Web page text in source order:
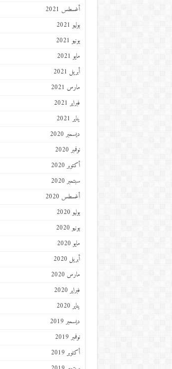
أغسطس 2021
يوليو 2021
يونيو 2021
مايو 2021
أبريل 2021
مارس 2021
فبراير 2021
يناير 2021
ديسمبر 2020
نوفمبر 2020
أكتوبر 2020
سبتمبر 2020
أغسطس 2020
يوليو 2020
يونيو 2020
مايو 2020
أبريل 2020
مارس 2020
فبراير 2020
يناير 2020
ديسمبر 2019
نوفمبر 2019
أكتوبر 2019